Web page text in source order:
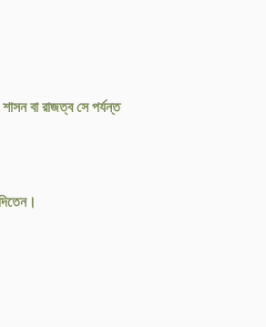
বা রাজত্ব সে পর্যন্ত